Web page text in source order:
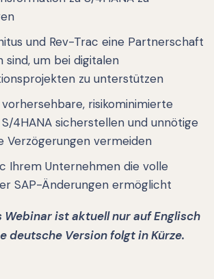
und Rev-Trac eine Partnerschaft
sind, um bei digitalen
zu unterstützen
vorhersehbare, risikominimierte
4HANA sicherstellen und unnötige
Verzögerungen vermeiden
Ihrem Unternehmen die volle
SAP-Änderungen ermöglicht
Webinar ist aktuell nur auf Englisch
deutsche Version folgt in Kürze.